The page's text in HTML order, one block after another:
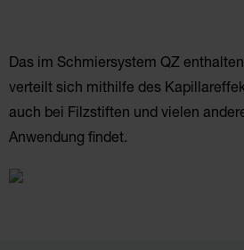
Das im Schmiersystem QZ
verteilt sich mithilfe des
auch bei Filzstiften und vielen
Anwendung findet.